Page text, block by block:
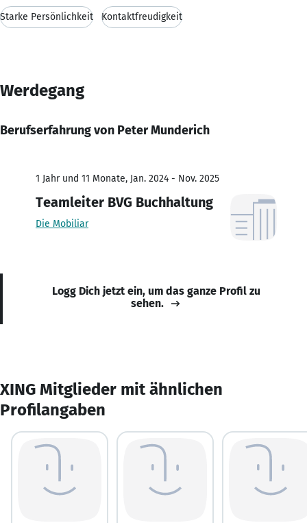
Starke Persönlichkeit Kontaktfreudigkeit
Werdegang
Berufserfahrung von Peter Munderich
1 Jahr und 11 Monate, Jan. 2024 - Nov. 2025
Teamleiter BVG Buchhaltung
Die Mobiliar
Logg Dich jetzt ein, um das ganze Profil zu
sehen.
XING Mitglieder mit ähnlichen
Profilangaben